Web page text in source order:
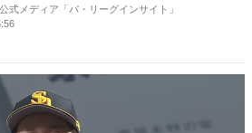
式メディア「パ・リーグインサイト」